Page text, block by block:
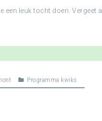
een leuk tocht doen. Vergeet
Programma kwiks